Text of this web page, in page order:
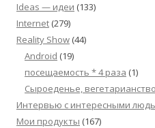
Ideas — идеи (133)
Internet (279)
Reality Show (44)
Android (19)
посещаемость * 4 раза (1)
Сыроеденье,
Интервью с интересными
Мои продукты (167)